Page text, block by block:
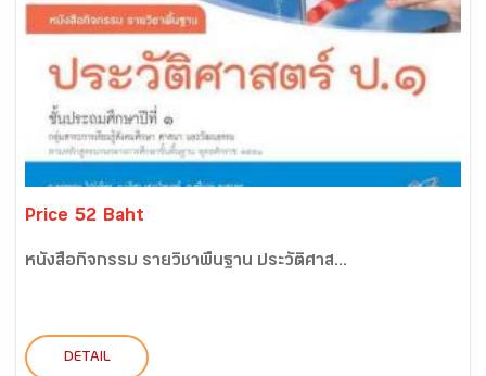
Price 52 Baht
หนังสือกิจกรรม รายวิชาพื้นฐาน ประวัติศาส...
DETAIL